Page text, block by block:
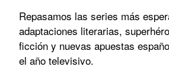
Repasamos las series más
adaptaciones literarias,
ficción y nuevas apuestas
el año televisivo.